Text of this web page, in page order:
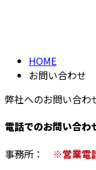
HOME
お問い合わせ
弊社へのお問い合わ
電話でのお問い合わ
事務所： ※営業電